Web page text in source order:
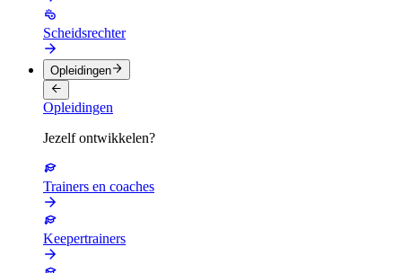
Scheidsrechter
Opleidingen
Opleidingen
Jezelf ontwikkelen?
Trainers en coaches
Keepertrainers